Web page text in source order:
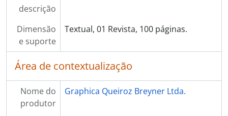
descrição
Dimensão
e suporte
Textual, 01 Revista, 100 páginas.
Área de contextualização
Nome do
produtor
Graphica Queiroz Breyner Ltda.